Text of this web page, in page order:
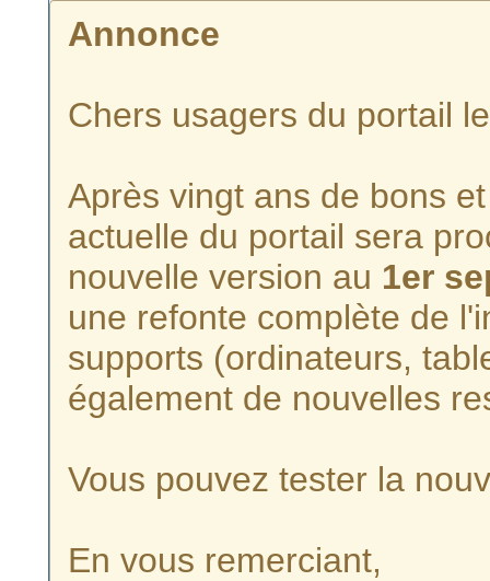
Annonce
Chers usagers du portail
Après vingt ans de bons
actuelle du portail sera
nouvelle version au 1er
une refonte complète de
supports (ordinateurs,
également de nouvelles
Vous pouvez tester la
En vous remerciant,